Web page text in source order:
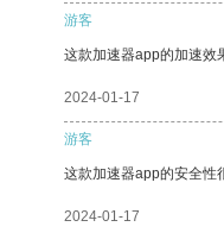
游客
这款加速器app的加速效
2024-01-17
游客
这款加速器app的安全性
2024-01-17